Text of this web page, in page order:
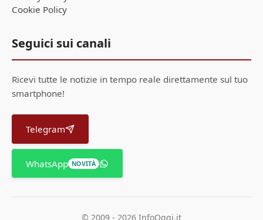
Cookie Policy
Seguici sui canali
Ricevi tutte le notizie in tempo reale direttamente sul tuo
smartphone!
Telegram
WhatsApp NOVITÀ
© 2009 - 2026 InfoOggi.it